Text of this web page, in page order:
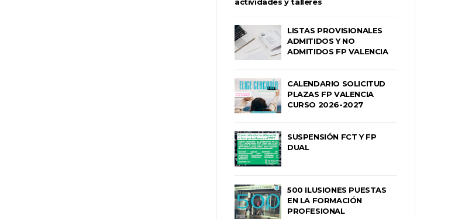
LISTAS PROVISIONALES
ADMITIDOS Y NO
ADMITIDOS FP VALENCIA
CALENDARIO SOLICITUD
PLAZAS FP VALENCIA
CURSO 2026-2027
SUSPENSIÓN FCT Y FP
DUAL
500 ILUSIONES PUESTAS
EN LA FORMACIÓN
PROFESIONAL